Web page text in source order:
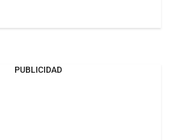
PUBLICIDAD